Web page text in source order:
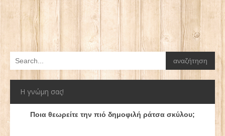
Η γνώμη σας!
Ποια θεωρείτε την πιό δημοφιλή ράτσα σκύλου;